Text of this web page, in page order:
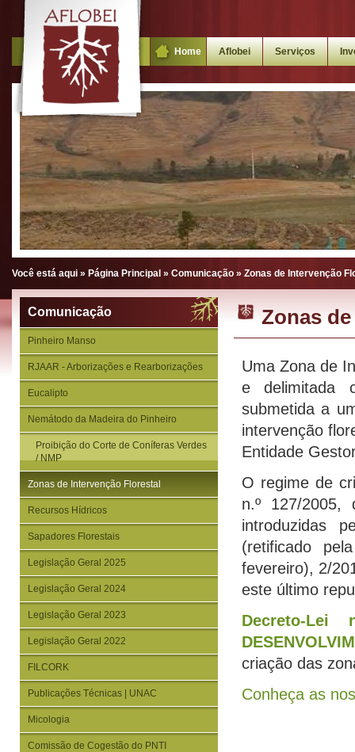
Home Aflobei Serviços
Você está aqui » Página Principal » Comunicação » Zonas de Intervenção
Comunicação
Pinheiro Manso
RJAAR - Arborizações e Rearborizações
Eucalipto
Nemátodo da Madeira do Pinheiro
Proibição do Corte de Coníferas Verdes
/ NMP
Zonas de Intervenção Florestal
Recursos Hídricos
Sapadores Florestais
Legislação Geral 2025
Legislação Geral 2024
Legislação Geral 2023
Legislação Geral 2022
FILCORK
Publicações Técnicas | UNAC
Micologia
Comissão de Cogestão do PNTI
Zonas
Uma Zona de
e delimitada
submetida a
intervenção
Entidade
O regime de
n.º 127/
introduzidas
(retificado
fevereiro), 2/
este último
Decreto-Lei
criação das
Conheça as